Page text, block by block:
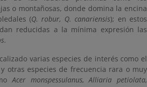
o montañosas, donde domina la encina
(Q. robur, Q. canariensis); en estos
reducidas a la mínima expresión las
.
varias especies de interés como el
otras especies de frecuencia rara o muy
Acer monspessulanus, Alliaria petiolata,